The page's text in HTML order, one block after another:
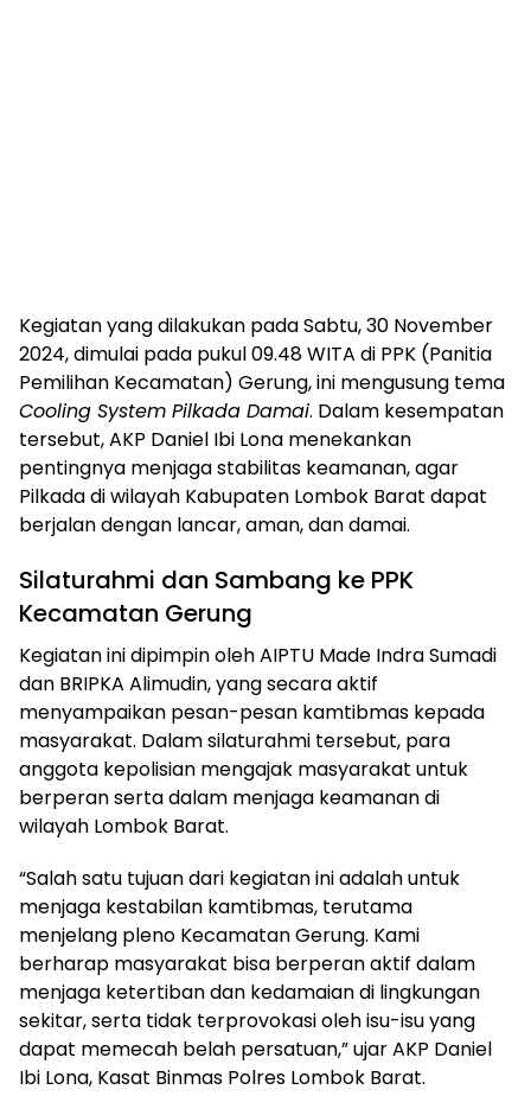
Kegiatan yang dilakukan pada Sabtu, 30 November
2024, dimulai pada pukul 09.48 WITA di PPK (Panitia
Pemilihan Kecamatan) Gerung, ini mengusung tema
Cooling System Pilkada Damai. Dalam kesempatan
tersebut, AKP Daniel Ibi Lona menekankan
pentingnya menjaga stabilitas keamanan, agar
Pilkada di wilayah Kabupaten Lombok Barat dapat
berjalan dengan lancar, aman, dan damai.
Silaturahmi dan Sambang ke PPK
Kecamatan Gerung
Kegiatan ini dipimpin oleh AIPTU Made Indra Sumadi
dan BRIPKA Alimudin, yang secara aktif
menyampaikan pesan-pesan kamtibmas kepada
masyarakat. Dalam silaturahmi tersebut, para
anggota kepolisian mengajak masyarakat untuk
berperan serta dalam menjaga keamanan di
wilayah Lombok Barat.
“Salah satu tujuan dari kegiatan ini adalah untuk
menjaga kestabilan kamtibmas, terutama
menjelang pleno Kecamatan Gerung. Kami
berharap masyarakat bisa berperan aktif dalam
menjaga ketertiban dan kedamaian di lingkungan
sekitar, serta tidak terprovokasi oleh isu-isu yang
dapat memecah belah persatuan,” ujar AKP Daniel
Ibi Lona, Kasat Binmas Polres Lombok Barat.